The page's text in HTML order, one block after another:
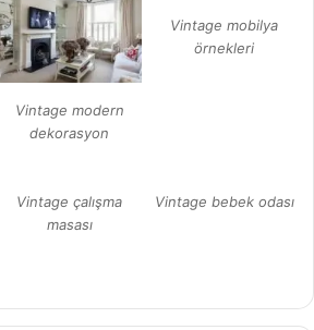
Vintage modern
dekorasyon
Vintage mobilya
örnekleri
Vintage çalışma
masası
Vintage bebek odası